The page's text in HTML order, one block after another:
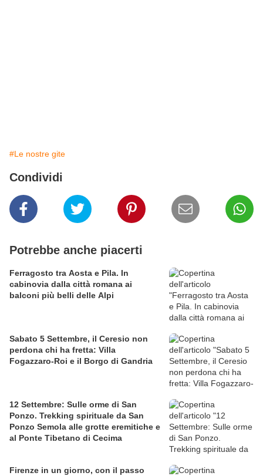
#Le nostre gite
Condividi
Potrebbe anche piacerti
Ferragosto tra Aosta e Pila. In
cabinovia dalla città romana ai
balconi più belli delle Alpi
Sabato 5 Settembre, il Ceresio non
perdona chi ha fretta: Villa
Fogazzaro-Roi e il Borgo di Gandria
12 Settembre: Sulle orme di San
Ponzo. Trekking spirituale da San
Ponzo Semola alle grotte eremitiche e
al Ponte Tibetano di Cecima
Firenze in un giorno, con il passo